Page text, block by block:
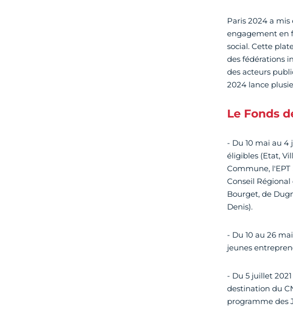
Paris 2024 a
engagement en
social. Cette
des fédérations
des acteurs
2024 lance
Le Fonds
- Du 10 mai au 4
éligibles (Etat,
Commune, l'EPT
Conseil
Bourget, de
Denis).
- Du 10 au 26
jeunes
- Du 5 juillet
destination du
programme des